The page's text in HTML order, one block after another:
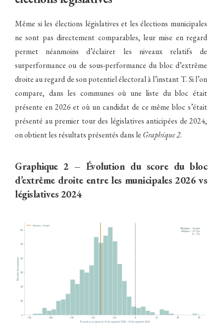
Même si les élections législatives et les élections municipales
ne sont pas directement comparables, leur mise en regard
permet néanmoins d’éclairer les niveaux relatifs de
surperformance ou de sous-performance du bloc d’extrême
droite au regard de son potentiel électoral à l’instant T. Si l’on
compare, dans les communes où une liste du bloc était
présente en 2026 et où un candidat de ce même bloc s’était
présenté au premier tour des législatives anticipées de 2024,
on obtient les résultats présentés dans le Graphique 2.
Graphique 2 – Évolution du score du bloc
d’extrême droite entre les municipales 2026 vs
législatives 2024